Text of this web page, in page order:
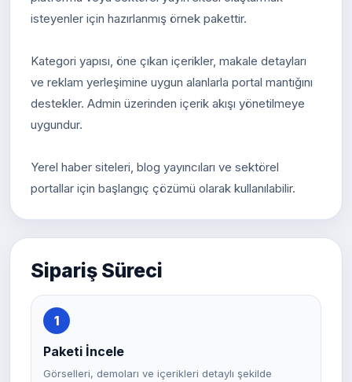
isteyenler için hazırlanmış örnek pakettir.
Kategori yapısı, öne çıkan içerikler, makale detayları
ve reklam yerleşimine uygun alanlarla portal mantığını
destekler. Admin üzerinden içerik akışı yönetilmeye
uygundur.
Yerel haber siteleri, blog yayıncıları ve sektörel
portallar için başlangıç çözümü olarak kullanılabilir.
Sipariş Süreci
1
Paketi İncele
Görselleri, demoları ve içerikleri detaylı şekilde